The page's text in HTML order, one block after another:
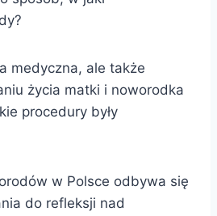
medyczna, ale także
życia matki i noworodka
procedury były
w Polsce odbywa się
do refleksji nad